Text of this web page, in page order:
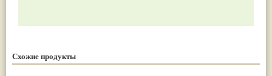
Схожие продукты